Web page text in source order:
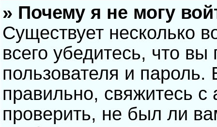
» Почему я не могу
Существует несколько
всего убедитесь, что
пользователя и
правильно, свяжитесь
проверить, не был ли